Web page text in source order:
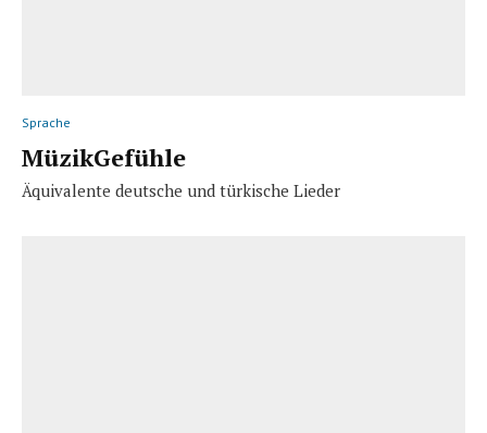
Sprache
MüzikGefühle
Äquivalente deutsche und türkische Lieder